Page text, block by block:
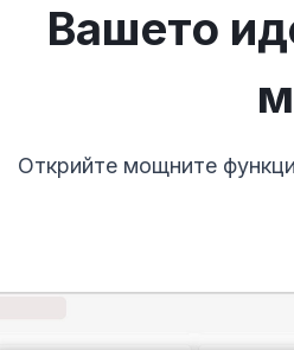
Вашето
Открийте мощните